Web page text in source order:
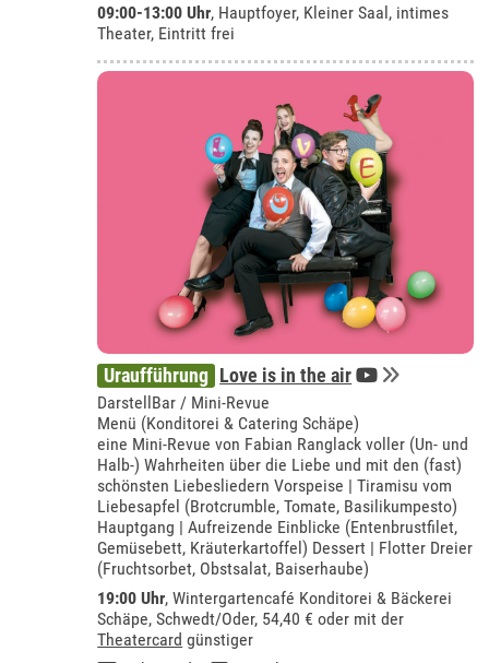
09:00-13:00 Uhr, Hauptfoyer, Kleiner Saal, intimes
Theater, Eintritt frei
Uraufführung Love is in the air
DarstellBar / Mini-Revue
Menü (Konditorei & Catering Schäpe)
eine Mini-Revue von Fabian Ranglack voller (Un- und
Halb-) Wahrheiten über die Liebe und mit den (fast)
schönsten Liebesliedern Vorspeise | Tiramisu vom
Liebesapfel (Brotcrumble, Tomate, Basilikumpesto)
Hauptgang | Aufreizende Einblicke (Entenbrustfilet,
Gemüsebett, Kräuterkartoffel) Dessert | Flotter Dreier
(Fruchtsorbet, Obstsalat, Baiserhaube)
19:00 Uhr,Wintergartencafé Konditorei & Bäckerei
Schäpe, Schwedt/Oder, 54,40 € oder mit der
Theatercard günstiger